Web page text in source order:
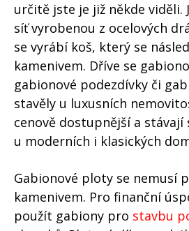
určitě jste je již někde viděli.
síť vyrobenou z ocelových
se vyrábí koš, který se
kamenivem. Dříve se
gabionové podezdívky či
stavěly u luxusních
cenově dostupnější a stávají
u moderních i klasických
Gabionové ploty se nemusí
kamenivem. Pro finanční
použít gabiony pro stavbu